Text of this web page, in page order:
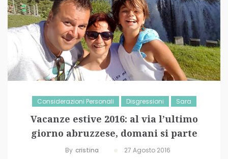
Considerazioni Personali Disgressioni Sara
Vacanze estive 2016: al via l’ultimo
giorno abruzzese, domani si parte
By Cristina 27 Agosto 2016